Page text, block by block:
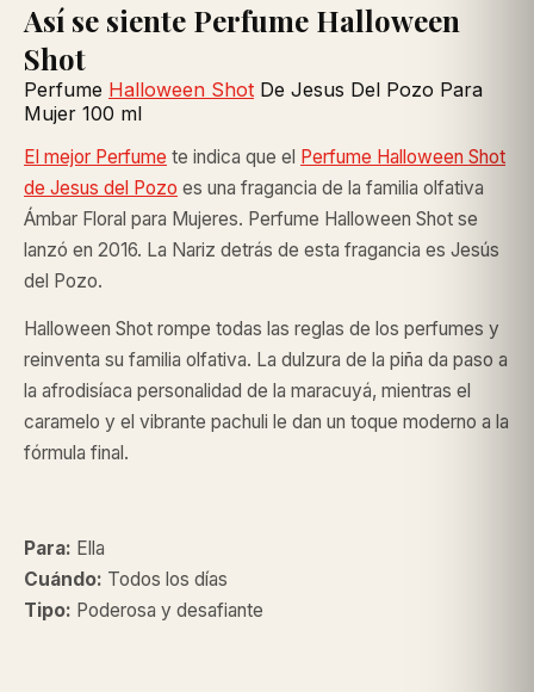
Así se siente Perfume Halloween
Shot
Perfume Halloween Shot De Jesus Del Pozo Para
Mujer 100 ml
El mejor Perfume te indica que el Perfume Halloween Shot
de Jesus del Pozo es una fragancia de la familia olfativa
Ámbar Floral para Mujeres. Perfume Halloween Shot se
lanzó en 2016. La Nariz detrás de esta fragancia es Jesús
del Pozo.
Halloween Shot rompe todas las reglas de los perfumes y
reinventa su familia olfativa. La dulzura de la piña da paso a
la afrodisíaca personalidad de la maracuyá, mientras el
caramelo y el vibrante pachuli le dan un toque moderno a la
fórmula final.
Para: Ella
Cuándo: Todos los días
Tipo: Poderosa y desafiante